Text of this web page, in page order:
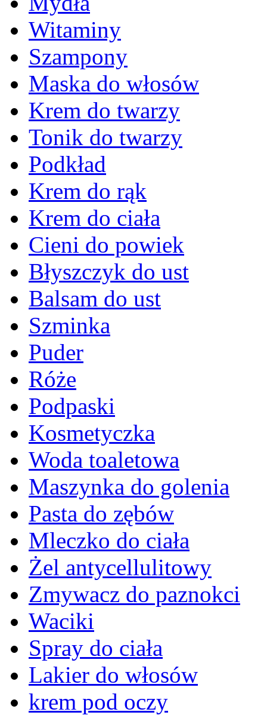
Witaminy
Szampony
Maska do włosów
Krem do twarzy
Tonik do twarzy
Podkład
Krem do rąk
Krem do ciała
Cieni do powiek
Błyszczyk do ust
Balsam do ust
Szminka
Puder
Róże
Podpaski
Kosmetyczka
Woda toaletowa
Maszynka do golenia
Pasta do zębów
Mleczko do ciała
Żel antycellulitowy
Zmywacz do paznokci
Waciki
Spray do ciała
Lakier do włosów
krem pod oczy